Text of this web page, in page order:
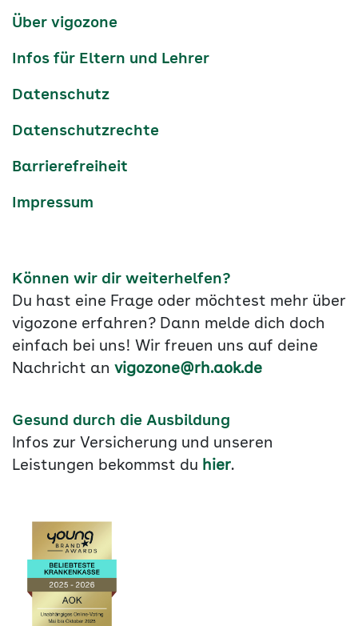
Services-
Über vigozone
Infos für Eltern und Lehrer
Datenschutz
Datenschutzrechte
Barrierefreiheit
Impressum
Können wir dir weiterhelfen?
Du hast eine Frage oder möchtest mehr über
vigozone erfahren? Dann melde dich doch
einfach bei uns! Wir freuen uns auf deine
Nachricht an vigozone@rh.aok.de
Gesund durch die Ausbildung
Infos zur Versicherung und unseren
Leistungen bekommst du hier.